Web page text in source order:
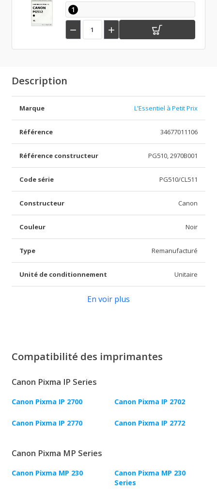
1
 
Description
Marque L'Essentiel à Petit Prix
Référence 34677011106
Référence constructeur PG510, 2970B001
Code série PG510/CL511
Constructeur Canon
Couleur Noir
Type Remanufacturé
Unité de conditionnement Unitaire
En voir plus
Compatibilité des imprimantes
Canon Pixma IP Series
Canon Pixma IP 2700 Canon Pixma IP 2702
Canon Pixma IP 2770 Canon Pixma IP 2772
Canon Pixma MP Series
Canon Pixma MP 230
Canon Pixma MP 230
Series